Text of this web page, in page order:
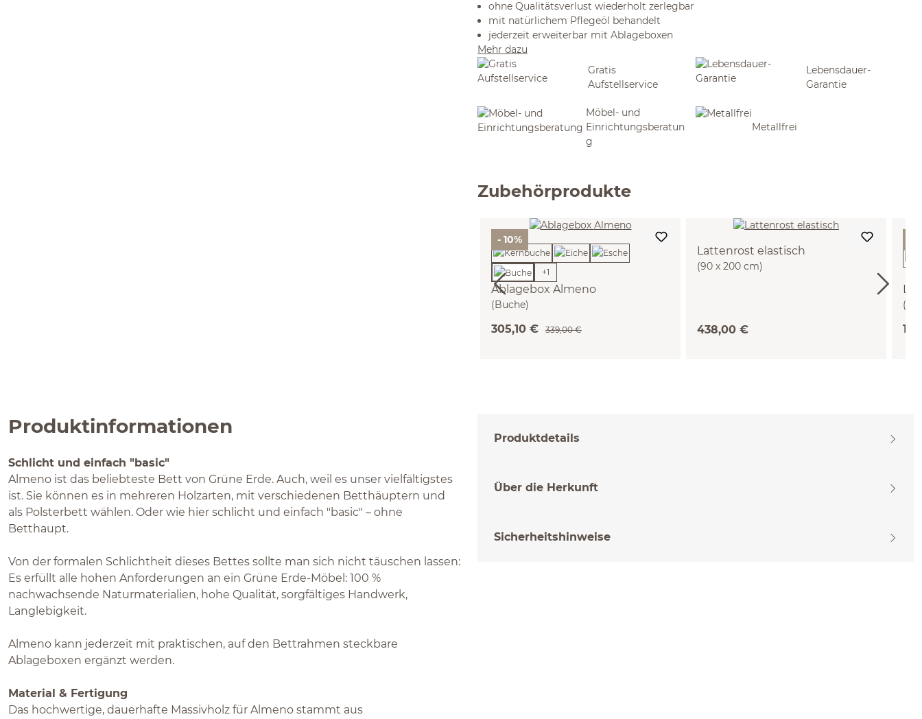
ohne Qualitätsverlust wiederholt zerlegbar
mit natürlichem Pflegeöl behandelt
jederzeit erweiterbar mit Ablageboxen
Mehr dazu
Gratis
Aufstellservice
Lebensdauer-
Garantie
Möbel- und
Einrichtungsberatun
g
Metallfrei
Zubehörprodukte
- 10%
Ablagebox Almeno
(Buche)
+1
305,10 € 339,00 €
Lattenrost elastisch
(90 x 200 cm)
438,00 €
Produktinformationen
Schlicht und einfach "basic"
Almeno ist das beliebteste Bett von Grüne Erde. Auch, weil es unser vielfältigstes
ist. Sie können es in mehreren Holzarten, mit verschiedenen Betthäuptern und
als Polsterbett wählen. Oder wie hier schlicht und einfach "basic" – ohne
Betthaupt.
Von der formalen Schlichtheit dieses Bettes sollte man sich nicht täuschen lassen:
Es erfüllt alle hohen Anforderungen an ein Grüne Erde-Möbel: 100 %
nachwachsende Naturmaterialien, hohe Qualität, sorgfältiges Handwerk,
Langlebigkeit.
Almeno kann jederzeit mit praktischen, auf den Bettrahmen steckbare
Ablageboxen ergänzt werden.
Material & Fertigung
Das hochwertige, dauerhafte Massivholz für Almeno stammt aus
Produktdetails
Über die Herkunft
Sicherheitshinweise